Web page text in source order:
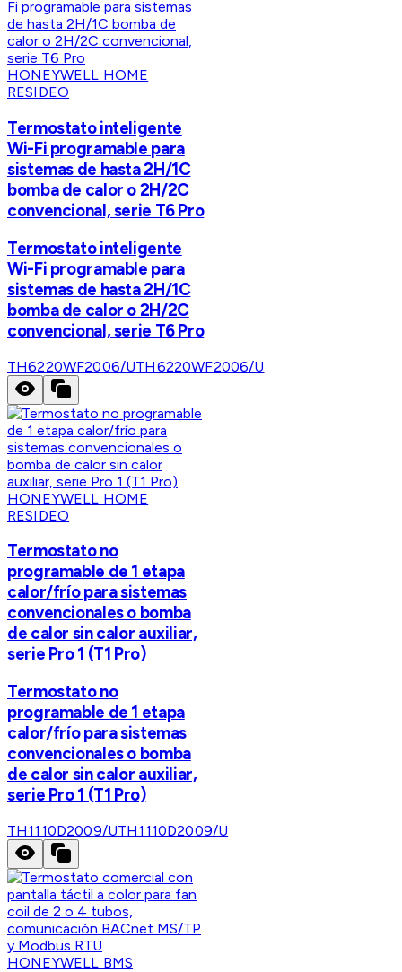
HONEYWELL HOME
RESIDEO
Termostato inteligente
Wi-Fi programable para
sistemas de hasta 2H/1C
bomba de calor o 2H/2C
convencional, serie T6 Pro
Termostato inteligente
Wi-Fi programable para
sistemas de hasta 2H/1C
bomba de calor o 2H/2C
convencional, serie T6 Pro
TH6220WF2006/UTH6220WF2006/U
HONEYWELL HOME
RESIDEO
Termostato no
programable de 1 etapa
calor/frío para sistemas
convencionales o bomba
de calor sin calor auxiliar,
serie Pro 1 (T1 Pro)
Termostato no
programable de 1 etapa
calor/frío para sistemas
convencionales o bomba
de calor sin calor auxiliar,
serie Pro 1 (T1 Pro)
TH1110D2009/UTH1110D2009/U
HONEYWELL BMS